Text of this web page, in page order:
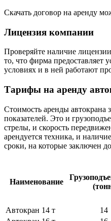
Скачать договор на аренду
Лицензия компании
Проверяйте наличие
то, что фирма предоставляет
условиях и в ней работают
Тарифы на аренду
Стоимость аренды автокрана
показателей. Это и
стрелы, и скорость
арендуется техника, и
сроки, на которые заключен
Наименование
Автокран 14 т 14